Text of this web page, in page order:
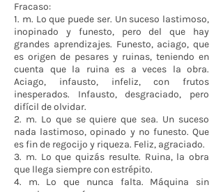
Fracaso:
1. m. Lo que puede ser. Un suceso lastimoso,
inopinado y funesto, pero del que hay
grandes aprendizajes. Funesto, aciago, que
es origen de pesares y ruinas, teniendo en
cuenta que la ruina es a veces la obra.
Aciago, infausto, infeliz, con frutos
inesperados. Infausto, desgraciado, pero
difícil de olvidar.
2. m. Lo que se quiere que sea. Un suceso
nada lastimoso, opinado y no funesto. Que
es fin de regocijo y riqueza. Feliz, agraciado.
3. m. Lo que quizás resulte. Ruina, la obra
que llega siempre con estrépito.
4. m. Lo que nunca falta. Máquina sin